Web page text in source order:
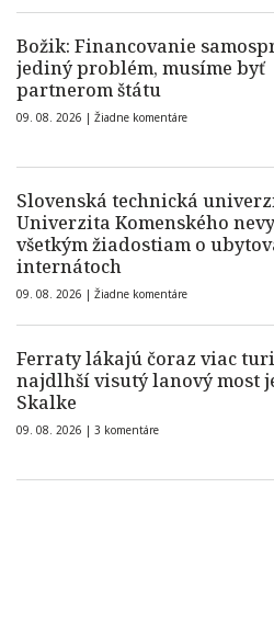
Božik: Financovanie
jediný problém, musíme byť
partnerom štátu
09. 08. 2026 | Žiadne komentáre
Slovenská technická
Univerzita Komenského
všetkým žiadostiam o
internátoch
09. 08. 2026 | Žiadne komentáre
Ferraty lákajú čoraz viac
najdlhší visutý lanový most
Skalke
09. 08. 2026 | 3 komentáre